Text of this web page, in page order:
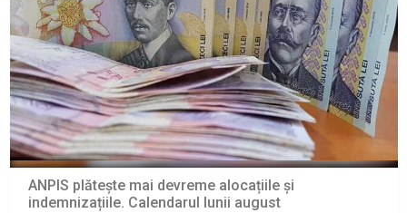
ANPIS plătește mai devreme alocațiile și
indemnizațiile. Calendarul lunii august